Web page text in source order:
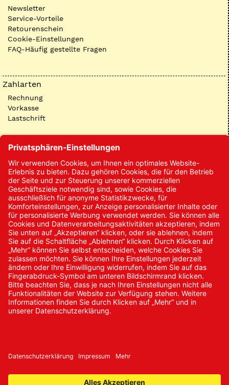
Newsletter
Service-Vorteile
Retourenschein
Cookie-Einstellungen
FAQ-Häufig gestellte Fragen
Zahlarten
Rechnung
Vorkasse
Lastschrift
Kontakt
Kontakt/Anfrage
Neukundenanmeldung
Kennwort vergessen
Bestellungen
Sendung verfolgen
© 2024 Promed Vertriebsgesellschaft mbH | Alle Rechte
* Alle Preise zzgl. gesetzlicher Mehrwertsteuer